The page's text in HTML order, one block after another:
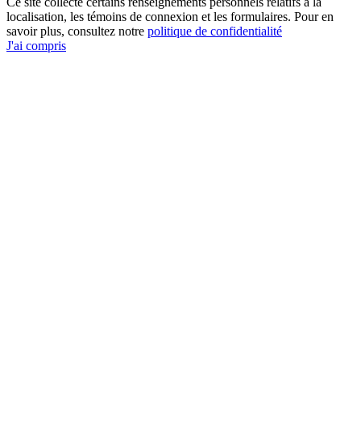
localisation, les témoins de connexion et les formulaires. Pour en
savoir plus, consultez notre politique de confidentialité
J'ai compris